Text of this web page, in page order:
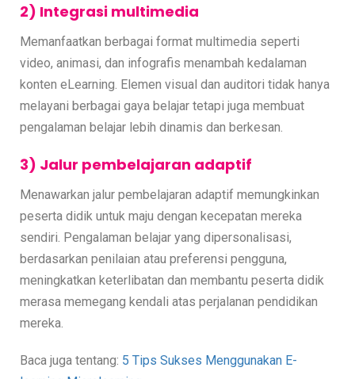
2) Integrasi multimedia
Memanfaatkan berbagai format multimedia seperti
video, animasi, dan infografis menambah kedalaman
konten eLearning. Elemen visual dan auditori tidak hanya
melayani berbagai gaya belajar tetapi juga membuat
pengalaman belajar lebih dinamis dan berkesan.
3) Jalur pembelajaran adaptif
Menawarkan jalur pembelajaran adaptif memungkinkan
peserta didik untuk maju dengan kecepatan mereka
sendiri. Pengalaman belajar yang dipersonalisasi,
berdasarkan penilaian atau preferensi pengguna,
meningkatkan keterlibatan dan membantu peserta didik
merasa memegang kendali atas perjalanan pendidikan
mereka.
Baca juga tentang: 5 Tips Sukses Menggunakan E-